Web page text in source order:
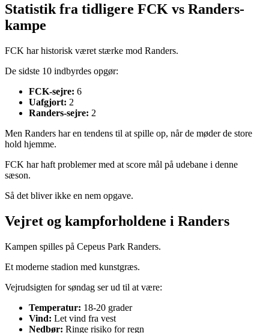
Statistik fra tidligere FCK vs Randers-
kampe
FCK har historisk været stærke mod Randers.
De sidste 10 indbyrdes opgør:
FCK-sejre: 6
Uafgjort: 2
Randers-sejre: 2
Men Randers har en tendens til at spille op, når de møder de store
hold hjemme.
FCK har haft problemer med at score mål på udebane i denne
sæson.
Så det bliver ikke en nem opgave.
Vejret og kampforholdene i Randers
Kampen spilles på Cepeus Park Randers.
Et moderne stadion med kunstgræs.
Vejrudsigten for søndag ser ud til at være:
Temperatur: 18-20 grader
Vind: Let vind fra vest
Nedbør: Ringe risiko for regn